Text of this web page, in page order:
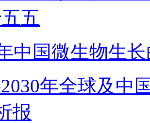
五
中国微生物生
年全球及中
报